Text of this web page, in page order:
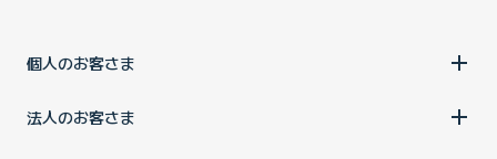
個人のお客さま
法人のお客さま